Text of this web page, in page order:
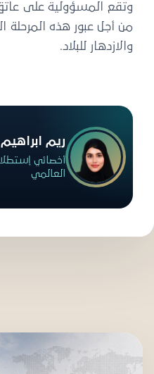
وتقع المسؤولية على
من أجل عبور هذه المرحلة
والازدهار للبلاد.
ريم
أخصائي إستطلاع
العالمي